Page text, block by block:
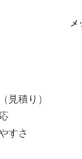
メ
点中）
見積り）
すさ